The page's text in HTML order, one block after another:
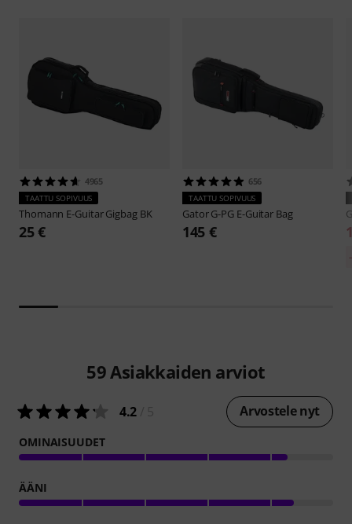
4965
TAATTU SOPIVUUS
Thomann E-Guitar Gigbag BK
25 €
656
TAATTU SOPIVUUS
GatorG-PG E-Guitar Bag
145 €
59Asiakkaiden arviot
4.2 Arvostele nyt
OMINAISUUDET
ÄÄNI